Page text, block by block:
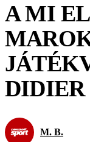
A MI
DIDIER
M. B.